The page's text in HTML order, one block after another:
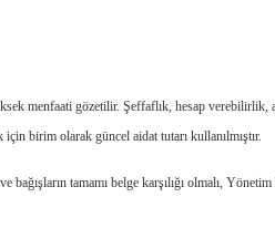
menfaati gözetilir. Şeffaflık, hesap
birim olarak güncel aidat tutarı kullanılmıştır.
bağışların tamamı belge karşılığı olmalı,